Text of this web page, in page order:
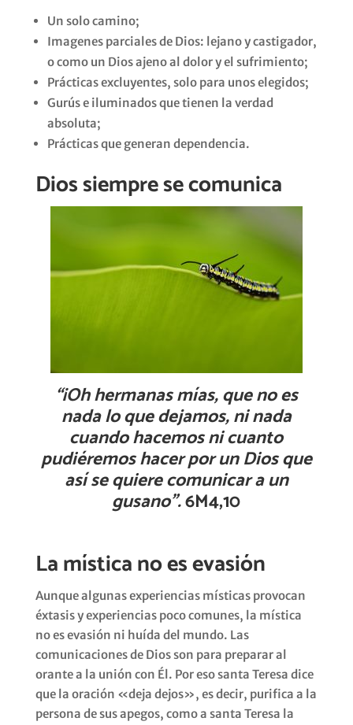
Un solo camino;
Imagenes parciales de Dios: lejano y castigador,
o como un Dios ajeno al dolor y el sufrimiento;
Prácticas excluyentes, solo para unos elegidos;
Gurús e iluminados que tienen la verdad
absoluta;
Prácticas que generan dependencia.
Dios siempre se comunica
“¡Ohhermanasmías, que noes
nada lo quedejamos,ninada
cuandohacemosnicuanto
pudiéremoshacerporun Dios que
asísequierecomunicara un
gusano”.6M4,10
La mística no es evasión
Aunque algunas experiencias místicas provocan
éxtasis y experiencias poco comunes, la mística
no es evasión ni huída del mundo. Las
comunicaciones de Dios son para preparar al
orante a la unión con Él. Por eso santa Teresa dice
que la oración «deja dejos», es decir, purifica a la
persona de sus apegos, como a santa Teresa la